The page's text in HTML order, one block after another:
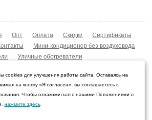
Опт Оплата Скидки
Сертификаты
Мини-кондиционер без воздуховода
Уличные обогреватели
Конвекторы NOBO
магазин «Мистер Климат»
область
cookies для улучшения работы сайта. Оставаясь на
на кнопку «Я согласен», вы соглашаетесь с
Чтобы ознакомиться с нашими Положениями о
нажмите здесь